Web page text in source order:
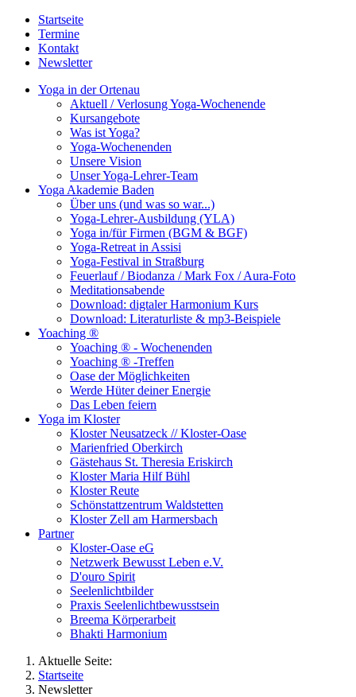
Startseite
Termine
Kontakt
Newsletter
Yoga in der Ortenau
Aktuell / Verlosung Yoga-Wochenende
Kursangebote
Was ist Yoga?
Yoga-Wochenenden
Unsere Vision
Unser Yoga-Lehrer-Team
Yoga Akademie Baden
Über uns (und was so war...)
Yoga-Lehrer-Ausbildung (YLA)
Yoga in/für Firmen (BGM & BGF)
Yoga-Retreat in Assisi
Yoga-Festival in Straßburg
Feuerlauf / Biodanza / Mark Fox / Aura-Foto
Meditationsabende
Download: digtaler Harmonium Kurs
Download: Literaturliste & mp3-Beispiele
Yoaching ®
Yoaching ® - Wochenenden
Yoaching ® -Treffen
Oase der Möglichkeiten
Werde Hüter deiner Energie
Das Leben feiern
Yoga im Kloster
Kloster Neusatzeck // Kloster-Oase
Marienfried Oberkirch
Gästehaus St. Theresia Eriskirch
Kloster Maria Hilf Bühl
Kloster Reute
Schönstattzentrum Waldstetten
Kloster Zell am Harmersbach
Partner
Kloster-Oase eG
Netzwerk Bewusst Leben e.V.
D'ouro Spirit
Seelenlichtbilder
Praxis Seelenlichtbewusstsein
Breema Körperarbeit
Bhakti Harmonium
Aktuelle Seite:
Startseite
Newsletter